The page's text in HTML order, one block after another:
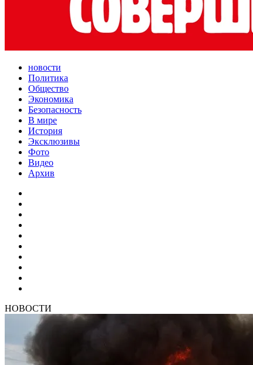
новости
Политика
Общество
Экономика
Безопасность
В мире
История
Эксклюзивы
Фото
Видео
Архив
НОВОСТИ